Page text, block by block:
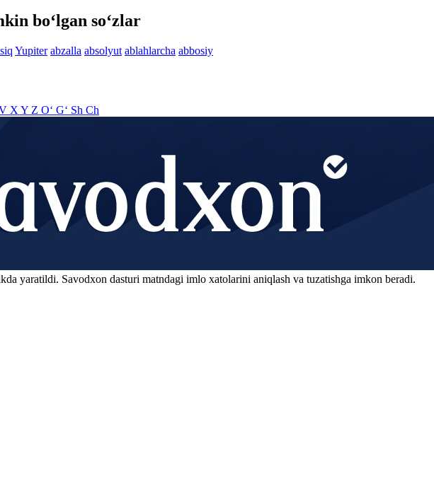
bo‘lgan so‘zlar
Yupiter abzalla absolyut ablahlarcha abbosiy
XY Z O‘ G‘ Sh Ch
yaratildi. Savodxon dasturi matndagi imlo xatolarini aniqlash va tuzatishga imkon beradi.